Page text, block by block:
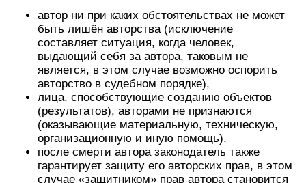
автор ни при каких обстоятельствах не может
быть лишён авторства (исключение
составляет ситуация, когда человек,
выдающий себя за автора, таковым не
является, в этом случае возможно оспорить
авторство в судебном порядке),
лица, способствующие созданию объектов
(результатов), авторами не признаются
(оказывающие материальную, техническую,
организационную и иную помощь),
после смерти автора законодатель также
гарантирует защиту его авторских прав, в этом
случае «защитником» прав автора становится